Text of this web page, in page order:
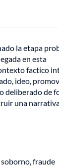
la etapa
en esta
factico
ideo,
deliberado de
una
fraude